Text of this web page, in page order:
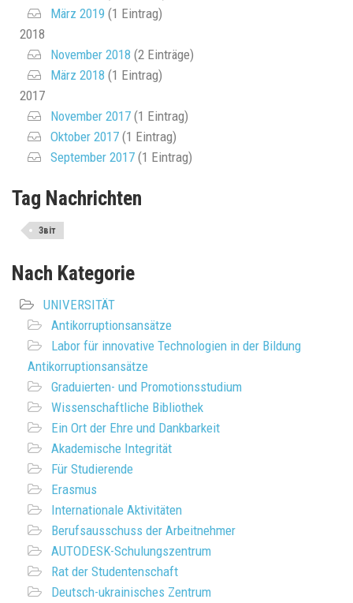
März 2019 (1 Eintrag)
2018
November 2018 (2 Einträge)
März 2018 (1 Eintrag)
2017
November 2017 (1 Eintrag)
Oktober 2017 (1 Eintrag)
September 2017 (1 Eintrag)
Tag Nachrichten
Звіт
Nach Kategorie
UNIVERSITÄT
Antikorruptionsansätze
Labor für innovative Technologien in der Bildung
Antikorruptionsansätze
Graduierten- und Promotionsstudium
Wissenschaftliche Bibliothek
Ein Ort der Ehre und Dankbarkeit
Akademische Integrität
Für Studierende
Erasmus
Internationale Aktivitäten
Berufsausschuss der Arbeitnehmer
AUTODESK-Schulungszentrum
Rat der Studentenschaft
Deutsch-ukrainisches Zentrum